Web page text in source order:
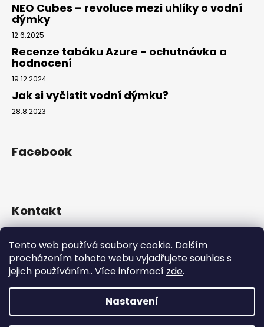
Tento web používá soubory cookie. Dalším
procházením tohoto webu vyjadřujete souhlas s
jejich používáním.. Více informací zde.
Nastavení
p
o
r
u
č
u
e
m
NEO Cubes – revoluce mezi uhlíky o vodní
dýmky
12.6.2025
Recenze tabáku Azure - ochutnávka a
hodnocení
19.12.2024
Jak si vyčistit vodní dýmku?
28.8.2023
Facebook
Kontakt
+420 739 522 572
hookah_gang.cz/